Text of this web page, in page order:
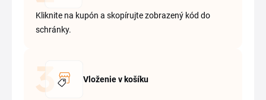
Kliknite na kupón a skopírujte zobrazený kód do
schránky.
Vloženie v košíku